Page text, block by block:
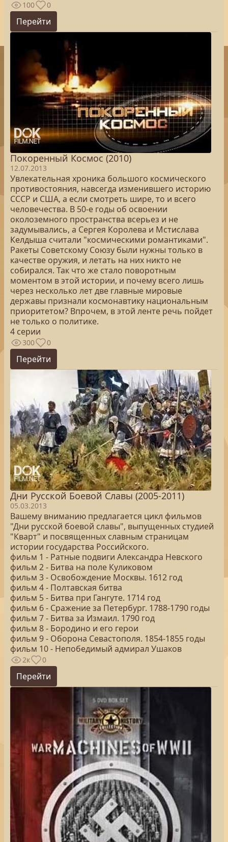
100 0
Перейти
Покоренный Космос (2010)
12.07.2013
Увлекательная хроника большого космического
противостояния, навсегда изменившего историю
СССР и США, а если смотреть шире, то и всего
человечества. В 50-е годы об освоении
околоземного пространства всерьез и не
задумывались, а Сергея Королева и Мстислава
Келдыша считали "космическими романтиками".
Ракеты Советскому Союзу были нужны только в
качестве оружия, и летать на них никто не
собирался. Так что же стало поворотным
моментом в этой истории, и почему всего лишь
через несколько лет две главные мировые
державы признали космонавтику национальным
приоритетом? Впрочем, в этой ленте речь пойдет
не только о политике.
4 серии
300 0
Перейти
Дни Русской Боевой Славы (2005-2011)
05.03.2013
Вашему вниманию предлагается цикл фильмов
"Дни русской боевой славы", выпущенных студией
"Кварт" и посвященных славным страницам
истории государства Российского.
фильм 1 - Ратные подвиги Александра Невского
фильм 2 - Битва на поле Куликовом
фильм 3 - Освобождение Москвы. 1612 год
фильм 4 - Полтавская битва
фильм 5 - Битва при Гангуте. 1714 год
фильм 6 - Сражение за Петербург. 1788-1790 годы
фильм 7 - Битва за Измаил. 1790 год
фильм 8 - Бородино и его герои
фильм 9 - Оборона Севастополя. 1854-1855 годы
фильм 10 - Непобедимый адмирал Ушаков
2к 0
Перейти